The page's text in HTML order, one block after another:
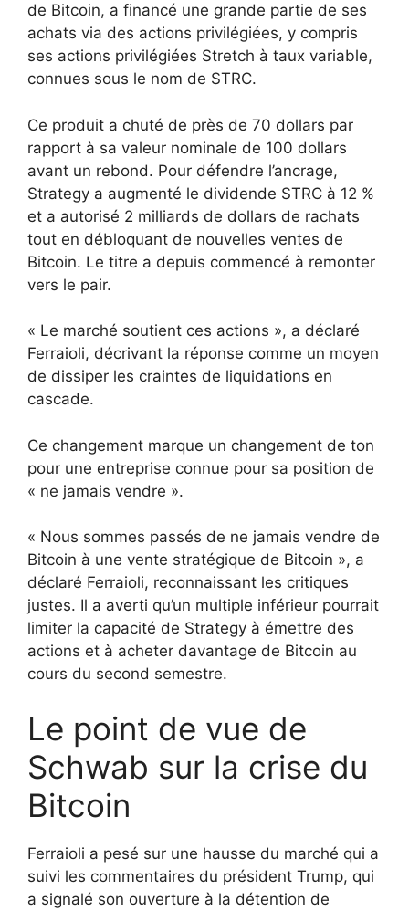
de Bitcoin, a financé une grande partie de ses
achats via des actions privilégiées, y compris
ses actions privilégiées Stretch à taux variable,
connues sous le nom de STRC.
Ce produit a chuté de près de 70 dollars par
rapport à sa valeur nominale de 100 dollars
avant un rebond. Pour défendre l’ancrage,
Strategy a augmenté le dividende STRC à 12 %
et a autorisé 2 milliards de dollars de rachats
tout en débloquant de nouvelles ventes de
Bitcoin. Le titre a depuis commencé à remonter
vers le pair.
« Le marché soutient ces actions », a déclaré
Ferraioli, décrivant la réponse comme un moyen
de dissiper les craintes de liquidations en
cascade.
Ce changement marque un changement de ton
pour une entreprise connue pour sa position de
« ne jamais vendre ».
« Nous sommes passés de ne jamais vendre de
Bitcoin à une vente stratégique de Bitcoin », a
déclaré Ferraioli, reconnaissant les critiques
justes. Il a averti qu’un multiple inférieur pourrait
limiter la capacité de Strategy à émettre des
actions et à acheter davantage de Bitcoin au
cours du second semestre.
Le point de vue de
Schwab sur la crise du
Bitcoin
Ferraioli a pesé sur une hausse du marché qui a
suivi les commentaires du président Trump, qui
a signalé son ouverture à la détention de